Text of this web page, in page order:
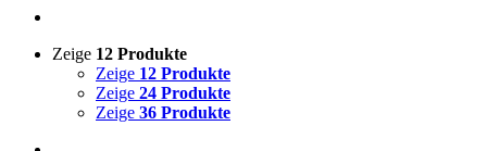
Zeige 12 Produkte
Zeige 12 Produkte
Zeige 24 Produkte
Zeige 36 Produkte